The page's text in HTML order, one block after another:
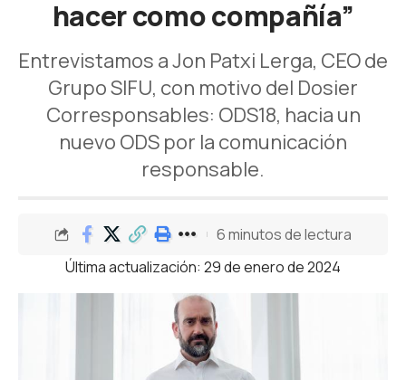
hacer como compañía”
Entrevistamos a Jon Patxi Lerga, CEO de
Grupo SIFU, con motivo del Dosier
Corresponsables: ODS18, hacia un
nuevo ODS por la comunicación
responsable.
Última actualización: 29 de enero de 2024
6 minutos de lectura